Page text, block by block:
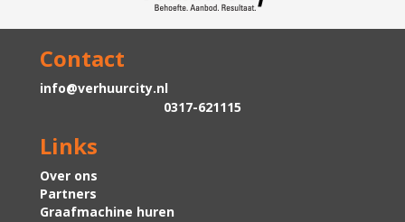
Contact
info@verhuurcity.nl
0317-621115
Links
Over ons
Partners
Graafmachine huren